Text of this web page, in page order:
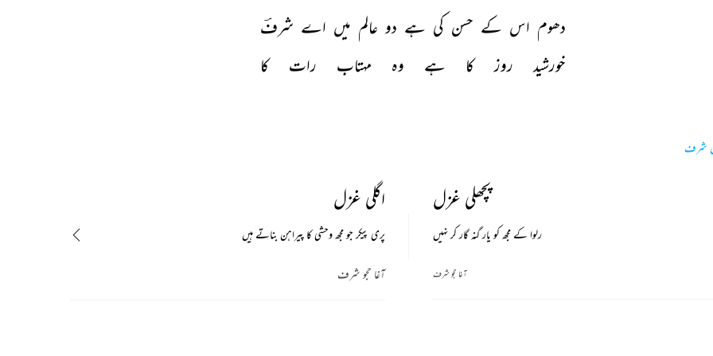
دھوم اس کے حسن کی ہے دو عالم میں اے شرفؔ
خورشید
روز کا ہے وہ مہتاب رات کا
شرف
اگلی غزل
پری پیکر جو مجھ وحشی کا پیراہن بناتے ہیں
آغا حجو شرف
پچھلی غزل
رلوا کے مجھ کو یار گنہ گار کر نہیں
آغا حجو شرف